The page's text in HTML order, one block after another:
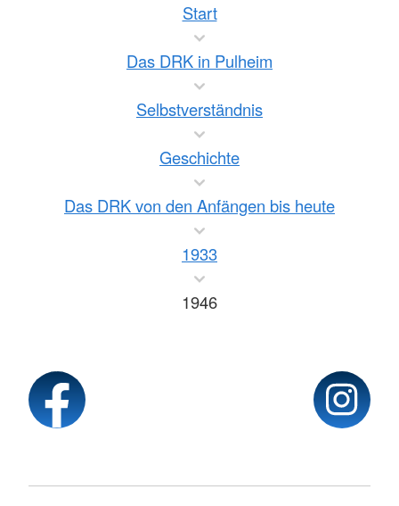
Start
Das DRK in Pulheim
Selbstverständnis
Geschichte
Das DRK von den Anfängen bis heute
1933
1946